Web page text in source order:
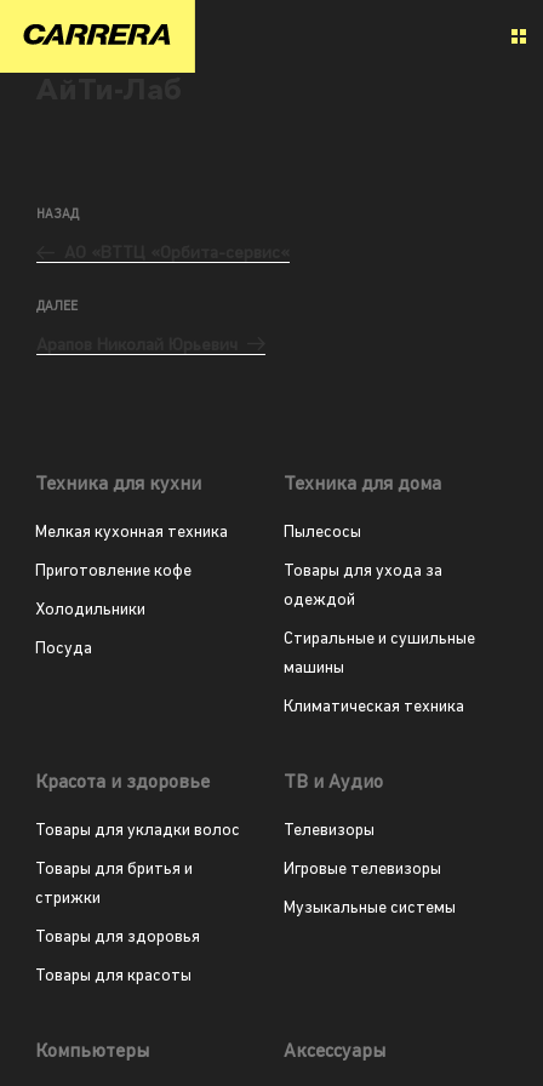
НАЗАД
ДАЛЕЕ
Техника для кухни
Мелкая кухонная техника
Приготовление кофе
Холодильники
Посуда
Техника для дома
Пылесосы
Товары для ухода за
одеждой
Стиральные и сушильные
машины
Климатическая техника
Красота и здоровье
Товары для укладки волос
Товары для бритья и
стрижки
Товары для здоровья
Товары для красоты
ТВ и Аудио
Телевизоры
Игровые телевизоры
Музыкальные системы
Компьютеры Аксессуары